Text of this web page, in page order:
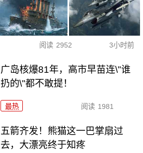
阅读 2952 3小时前
广岛核爆81年，高市早苗连\"谁
扔的\"都不敢提！
最热 阅读 1981
五箭齐发！熊猫这一巴掌扇过
去，大漂亮终于知疼